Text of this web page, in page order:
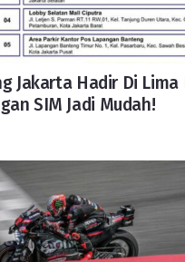
Jakarta Hadir Di Lima
SIM Jadi Mudah!